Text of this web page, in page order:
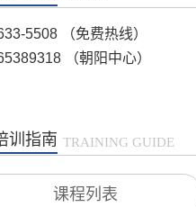
5508 （免费热线）
（朝阳中心）
训指南 TRAINING GUIDE
课程列表
系、情感问题等
在线预约
扰、自我冲突、自我发展、
人际关系等)；婚恋家庭(恋
系、婚外情等)；青少年咨
询(亲子沟通、厌学逃学、